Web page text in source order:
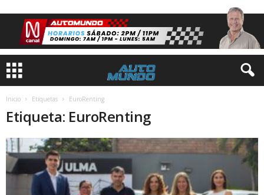
Inicio Etiquetas EuroRenting
Etiqueta: EuroRenting